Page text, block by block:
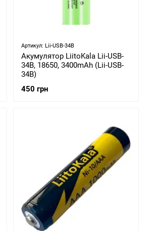
Артикул: Lii-USB-34B
Акумулятор LiitoKala Lii-USB-
34B, 18650, 3400mAh (Lii-USB-
34B)
450 грн